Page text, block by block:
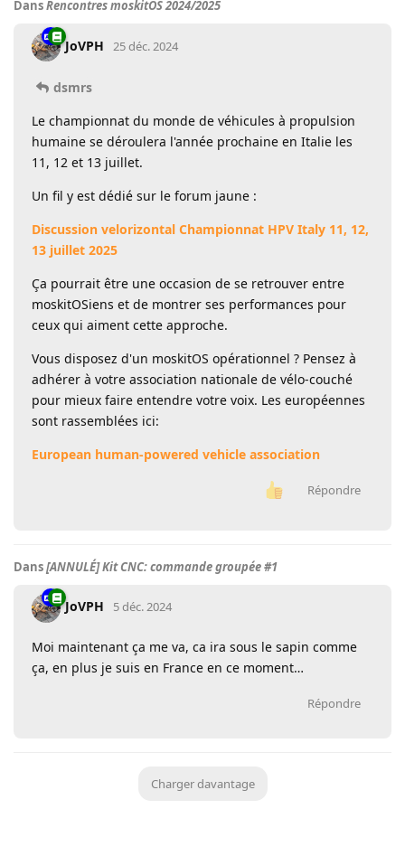
DansRencontres moskitOS 2024/2025
JoVPH 25 déc. 2024
dsmrs
Le championnat du monde de véhicules à propulsion
humaine se déroulera l'année prochaine en Italie les
11, 12 et 13 juillet.
Un fil y est dédié sur le forum jaune :
Discussion velorizontal Championnat HPV Italy 11, 12,
13 juillet 2025
Ça pourrait être une occasion de se retrouver entre
moskitOSiens et de montrer ses performances pour
ceux qui aiment cette approche.
Vous disposez d'un moskitOS opérationnel ? Pensez à
adhérer à votre association nationale de vélo-couché
pour mieux faire entendre votre voix. Les européennes
sont rassemblées ici:
European human-powered vehicle association
Répondre
Dans[ANNULÉ] Kit CNC: commande groupée #1
JoVPH 5 déc. 2024
Moi maintenant ça me va, ca ira sous le sapin comme
ça, en plus je suis en France en ce moment…
Répondre
Charger davantage